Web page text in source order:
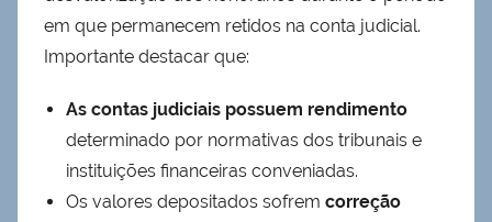
em que permanecem retidos na conta judicial.
Importante destacar que:
As contas judiciais possuem rendimento
determinado por normativas dos tribunais e
instituições financeiras conveniadas.
Os valores depositados sofrem correção